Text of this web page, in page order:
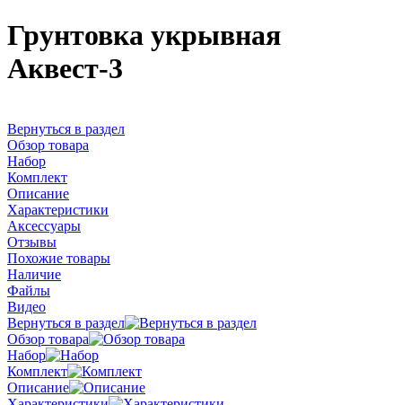
Грунтовка укрывная
Аквест-3
Вернуться в раздел
Обзор товара
Набор
Комплект
Описание
Характеристики
Аксессуары
Отзывы
Похожие товары
Наличие
Файлы
Видео
Вернуться в раздел
Обзор товара
Набор
Комплект
Описание